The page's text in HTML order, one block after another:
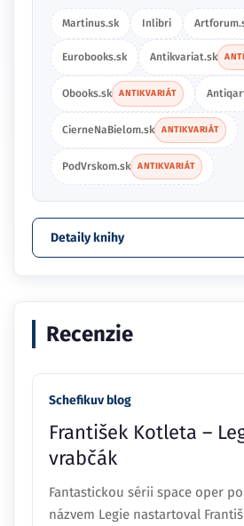
Martinus.sk Inlibri
Eurobooks.sk Antikvariat.sk
Obooks.sk ANTIKVARIÁT
CierneNaBielom.sk ANTIKVARIÁT
PodVrskom.sk ANTIKVARIÁT
Detaily knihy
Recenzie
Schefikuv blog
František Kotleta –
vrabčák
Fantastickou sérii space oper
názvem Legie nastartoval